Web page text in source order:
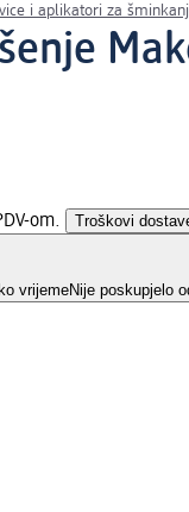
i aplikatori za
om. Troškovi
vrijemeNije poskupjelo